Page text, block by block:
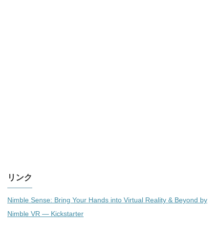
リンク
Nimble Sense: Bring Your Hands into Virtual Reality & Beyond by
Nimble VR — Kickstarter